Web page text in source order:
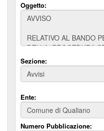
Oggetto:
Sezione:
Ente:
Numero Pubblicazione: